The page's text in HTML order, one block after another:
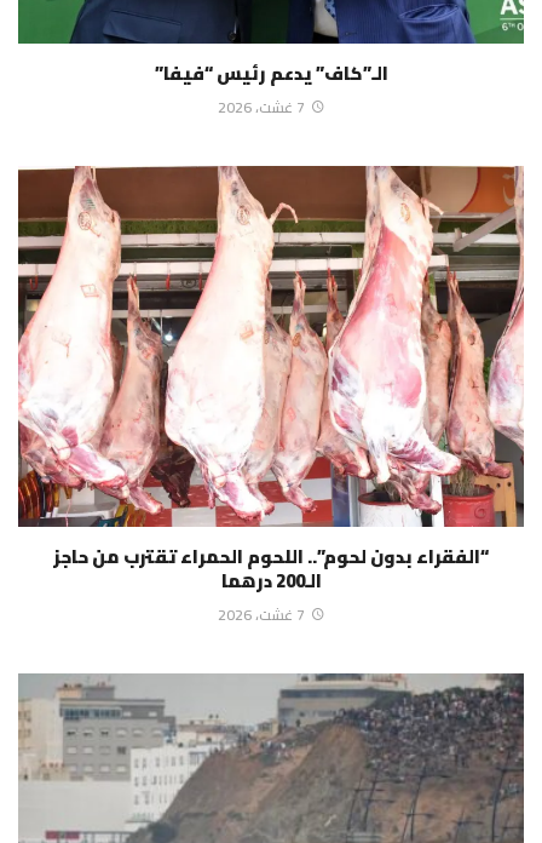
الـ”كاف” يدعم رئيس “فيفا”
7 غشت، 2026
“الفقراء بدون لحوم”.. اللحوم الحمراء تقترب من حاجز
الـ200 درهما
7 غشت، 2026